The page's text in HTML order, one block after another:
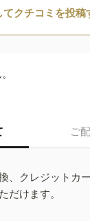
てクチコミを投稿
ご
、クレジットカ
だけます。